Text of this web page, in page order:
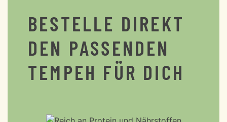
BESTELLE DIREKT
DEN PASSENDEN
TEMPEH FÜR DICH